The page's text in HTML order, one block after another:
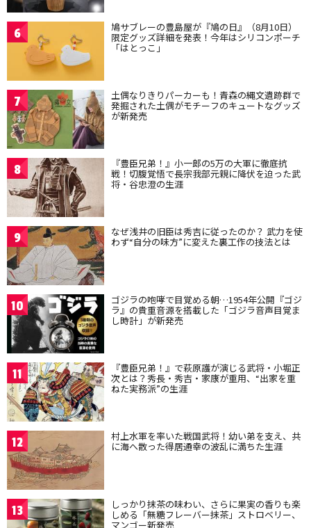
6 鳩サブレーの豊島屋が『鳩の日』（8月10日）
限定グッズ詳細を発表！今年はシリコンポーチ
「はとっこ」
7 土偶なりきりパーカーも！青森の縄文遺跡群で
発掘された土偶がモチーフのキュートなグッズ
が新発売
8 『豊臣兄弟！』小一郎の5万の大軍に徹底抗
戦！切腹覚悟で長宗我部元親に降伏を迫った武
将・谷忠澄の生涯
9 なぜ浅井の旧臣は秀吉に従ったのか？ 武力を使
わず“自分の味方”に変えた裏工作の技法とは
10 ゴジラの咆哮で目覚める朝…1954年公開『ゴジ
ラ』の貴重音源を搭載した「ゴジラ音声目覚ま
し時計」が新発売
11 『豊臣兄弟！』で萩原護が演じる武将・小堀正
次とは？秀長・秀吉・家康が重用、“出家を重
ねた実務派”の生涯
12 村上水軍を率いた戦国武将！幼い弟を支え、共
に海へ散った得居通幸の波乱に満ちた生涯
13 しっかり抹茶の味わい、さらに果実の香りも楽
しめる「無糖フレーバー抹茶」ストロベリー、
マンゴー新発売